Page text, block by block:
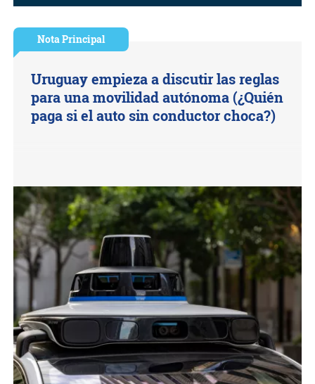
Nota Principal
Uruguay empieza a discutir las reglas
para una movilidad autónoma (¿Quién
paga si el auto sin conductor choca?)